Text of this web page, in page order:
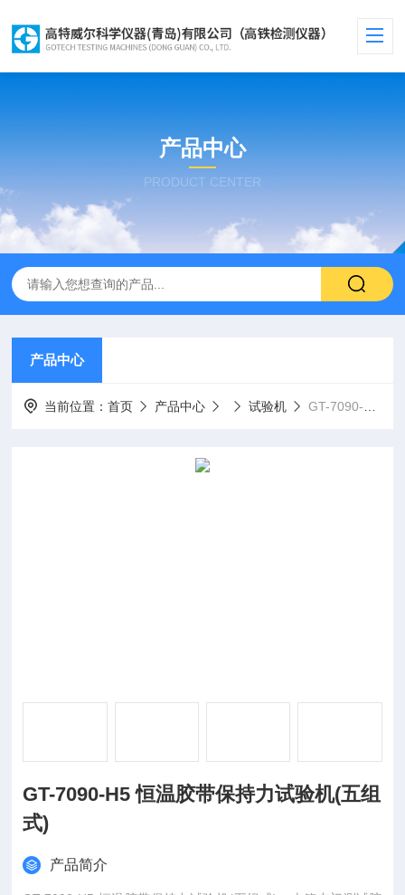
产品中心
PRODUCT CENTER
产品中心
当前位置：首页 产品中心 试验机 GT-7090-H5 恒温胶带保持力试验机(五组式)
GT-7090-H5 恒温胶带保持力试验机(五组
式)
产品简介